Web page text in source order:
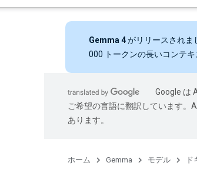
Gemma 4がリリースされま
000 トークンの長いコンテキ
Google は
ご希望の言語に翻訳しています。
あります。
ホーム Gemma モデル ド